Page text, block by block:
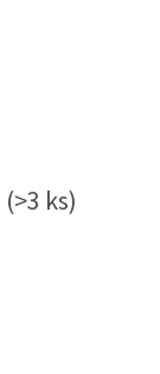
(>3 ks)